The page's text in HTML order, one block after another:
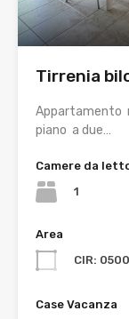
Tirrenia
Appartamento
piano a due…
Camere da
1
Area
CIR:
Case Vacanza